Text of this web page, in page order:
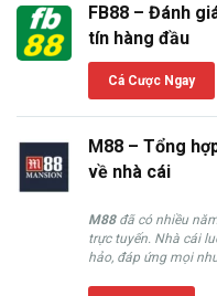
FB88 – Đánh
tín hàng đầu
Cá Cược Ngay
M88 – Tổng
về nhà cái
M88đã có nhiều
trực tuyến. Nhà cái
hảo, đáp ứng mọi